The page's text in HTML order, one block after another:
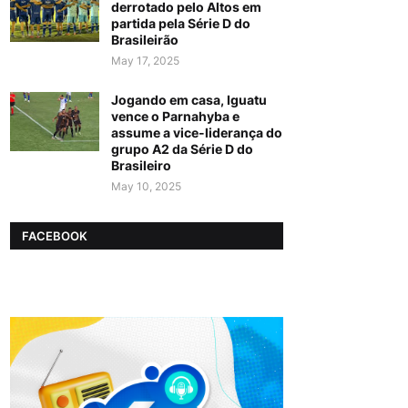
derrotado pelo Altos em
partida pela Série D do
Brasileirão
May 17, 2025
Jogando em casa, Iguatu
vence o Parnahyba e
assume a vice-liderança do
grupo A2 da Série D do
Brasileiro
May 10, 2025
FACEBOOK